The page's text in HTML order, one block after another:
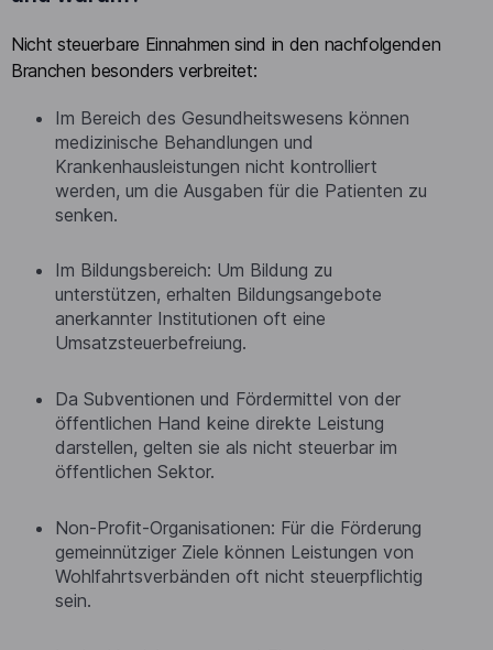
Nicht steuerbare Einnahmen sind in den nachfolgenden
Branchen besonders verbreitet:
Im Bereich des Gesundheitswesens können
medizinische Behandlungen und
Krankenhausleistungen nicht kontrolliert
werden, um die Ausgaben für die Patienten zu
senken.
Im Bildungsbereich: Um Bildung zu
unterstützen, erhalten Bildungsangebote
anerkannter Institutionen oft eine
Umsatzsteuerbefreiung.
Da Subventionen und Fördermittel von der
öffentlichen Hand keine direkte Leistung
darstellen, gelten sie als nicht steuerbar im
öffentlichen Sektor.
Non-Profit-Organisationen: Für die Förderung
gemeinnütziger Ziele können Leistungen von
Wohlfahrtsverbänden oft nicht steuerpflichtig
sein.